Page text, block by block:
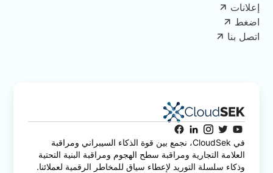
إعلانات
اضغط
اتصل بنا
في CloudSek، نجمع بين قوة الذكاء السيبراني ومراقبة
العلامة التجارية ومراقبة سطح الهجوم ومراقبة البنية التحتية
وذكاء سلسلة التوريد لإعطاء سياق للمخاطر الرقمية لعملائنا.